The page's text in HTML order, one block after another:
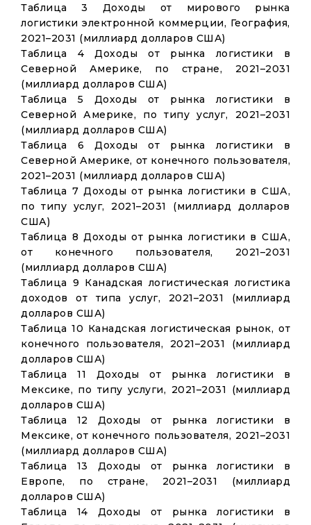
Таблица 3 Доходы от мирового рынка
логистики электронной коммерции, География,
2021–2031 (миллиард долларов США)
Таблица 4 Доходы от рынка логистики в
Северной Америке, по стране, 2021–2031
(миллиард долларов США)
Таблица 5 Доходы от рынка логистики в
Северной Америке, по типу услуг, 2021–2031
(миллиард долларов США)
Таблица 6 Доходы от рынка логистики в
Северной Америке, от конечного пользователя,
2021–2031 (миллиард долларов США)
Таблица 7 Доходы от рынка логистики в США,
по типу услуг, 2021–2031 (миллиард долларов
США)
Таблица 8 Доходы от рынка логистики в США,
от конечного пользователя, 2021–2031
(миллиард долларов США)
Таблица 9 Канадская логистическая логистика
доходов от типа услуг, 2021–2031 (миллиард
долларов США)
Таблица 10 Канадская логистическая рынок, от
конечного пользователя, 2021–2031 (миллиард
долларов США)
Таблица 11 Доходы от рынка логистики в
Мексике, по типу услуги, 2021–2031 (миллиард
долларов США)
Таблица 12 Доходы от рынка логистики в
Мексике, от конечного пользователя, 2021–2031
(миллиард долларов США)
Таблица 13 Доходы от рынка логистики в
Европе, по стране, 2021–2031 (миллиард
долларов США)
Таблица 14 Доходы от рынка логистики в